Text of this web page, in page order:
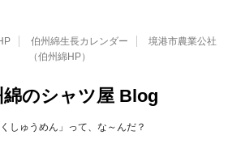
伯州綿生長カレンダー
境港市農業公社
（伯州綿HP）
綿のシャツ屋 Blog
くしゅうめん」って、な～んだ？